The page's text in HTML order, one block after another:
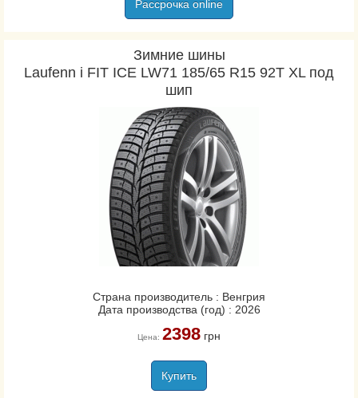
Рассрочка online
Зимние шины
Laufenn i FIT ICE LW71 185/65 R15 92T XL под
шип
Страна производитель : Венгрия
Дата производства (год) : 2026
Цена: 2398грн
Купить